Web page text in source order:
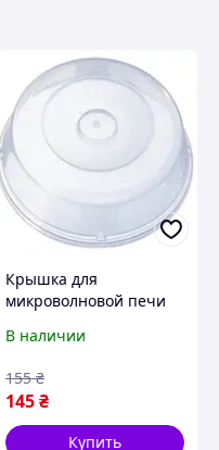
Крышка для
микроволновой печи
В наличии
145₴
155 ₴
Купить